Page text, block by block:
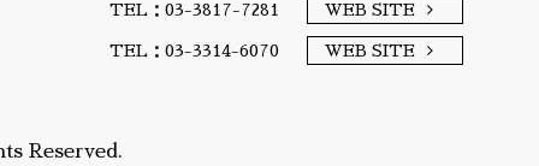
TEL：03-3817-7281 WEB SITE
TEL：03-3314-6070 WEB SITE
Reserved.